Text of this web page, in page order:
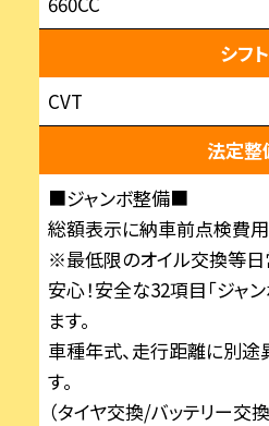
シフト
CVT
法定整
■ジャンボ整備■
総額表示に納車前点検費用
※最低限のオイル交換等日
安心！安全な32項目「ジャ
ます。
車種年式、走行距離に別途
す。
（タイヤ交換/バッテリー